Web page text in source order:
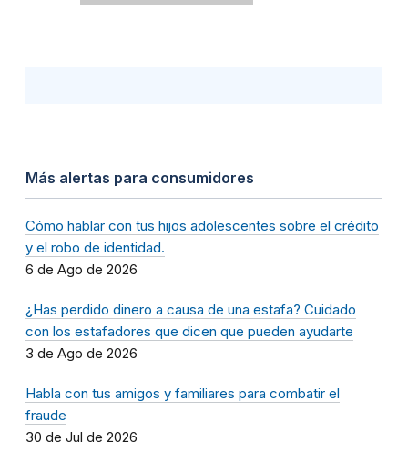
Más alertas para consumidores
Cómo hablar con tus hijos adolescentes sobre el crédito
y el robo de identidad.
6 de Ago de 2026
¿Has perdido dinero a causa de una estafa? Cuidado
con los estafadores que dicen que pueden ayudarte
3 de Ago de 2026
Habla con tus amigos y familiares para combatir el
fraude
30 de Jul de 2026